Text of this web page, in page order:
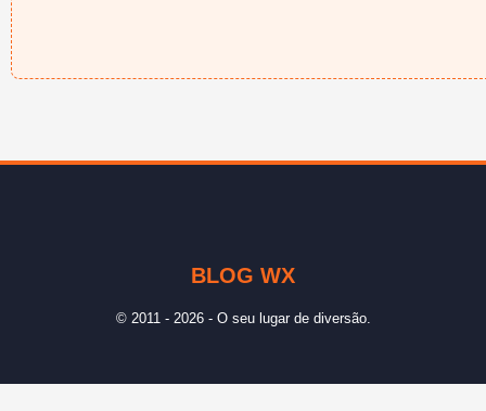
BLOG WX
© 2011 - 2026 - O seu lugar de diversão.